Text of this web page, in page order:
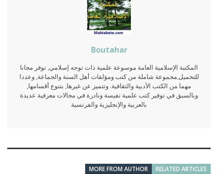
Boutahar
المكتبة الإسلامية العامة موسوعة علمية ذات توجه إسلامي, توفر مجانا
للتحميل,مجموعة شاملة من كتب ومؤلفات أهل السنة والجماعة, وعددا
مهما من الكتب الأدبية والثقافية. وتتميز عن غيرها, بتنوع أقسامها,
وبالسبق في توفير كتب علمية نفيسة ونادرة في مجالات معرفية عديدة
بالعربية والإنجليزية والفرنسية
RELATED ARTICLES
MORE FROM AUTHOR